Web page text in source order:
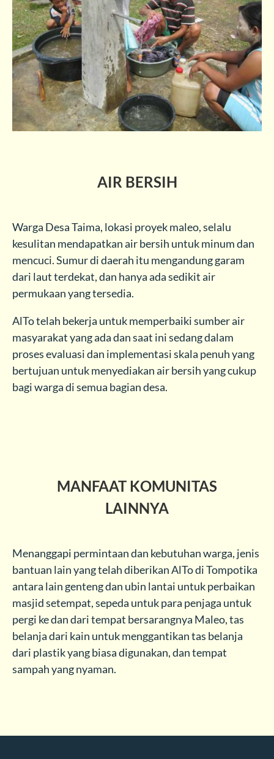
AIR BERSIH
Warga Desa Taima, lokasi proyek maleo, selalu
kesulitan mendapatkan air bersih untuk minum dan
mencuci. Sumur di daerah itu mengandung garam
dari laut terdekat, dan hanya ada sedikit air
permukaan yang tersedia.
AlTo telah bekerja untuk memperbaiki sumber air
masyarakat yang ada dan saat ini sedang dalam
proses evaluasi dan implementasi skala penuh yang
bertujuan untuk menyediakan air bersih yang cukup
bagi warga di semua bagian desa.
MANFAAT KOMUNITAS
LAINNYA
Menanggapi permintaan dan kebutuhan warga, jenis
bantuan lain yang telah diberikan AlTo di Tompotika
antara lain genteng dan ubin lantai untuk perbaikan
masjid setempat, sepeda untuk para penjaga untuk
pergi ke dan dari tempat bersarangnya Maleo, tas
belanja dari kain untuk menggantikan tas belanja
dari plastik yang biasa digunakan, dan tempat
sampah yang nyaman.